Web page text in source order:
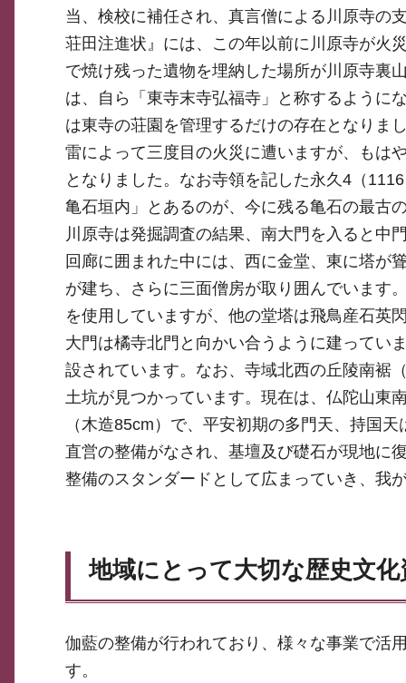
当、検校に補任され、真言僧による川原寺の
荘田注進状』には、この年以前に川原寺が火
で焼け残った遺物を埋納した場所が川原寺裏
は、自ら「東寺末寺弘福寺」と称するように
は東寺の荘園を管理するだけの存在となりま
雷によって三度目の火災に遭いますが、もは
となりました。なお寺領を記した永久4（
亀石垣内」とあるのが、今に残る亀石の最古
川原寺は発掘調査の結果、南大門を入ると中
回廊に囲まれた中には、西に金堂、東に塔が
が建ち、さらに三面僧房が取り囲んでいます
を使用していますが、他の堂塔は飛鳥産石英
大門は橘寺北門と向かい合うように建ってい
設されています。なお、寺域北西の丘陵南裾
土坑が見つかっています。現在は、仏陀山東
（木造85cm）で、平安初期の多門天、持国
直営の整備がなされ、基壇及び礎石が現地に
整備のスタンダードとして広まっていき、我
地域にとって大切な歴史文
伽藍の整備が行われており、様々な事業で活
す。